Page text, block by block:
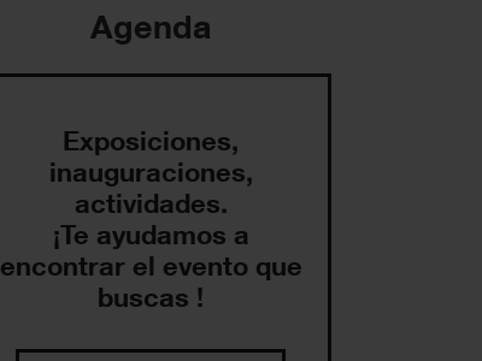
Agenda
Exposiciones,
inauguraciones,
actividades.
¡Te ayudamos a
encontrar el evento que
buscas !